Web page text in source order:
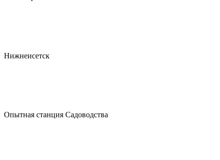
Нижнеисетск
Опытная станция Садоводства